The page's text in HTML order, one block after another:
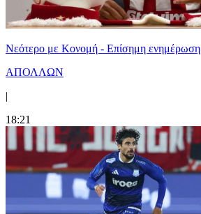
Νεότερο με Κονομή - Επίσημη ενημέρωση
ΑΠΟΛΛΩΝ
|
18:21